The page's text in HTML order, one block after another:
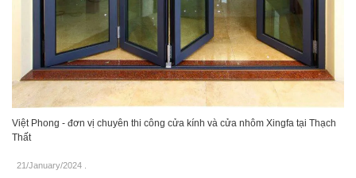
Việt Phong - đơn vị chuyên thi công cửa kính và cửa nhôm Xingfa tại Thạch
Thất
21/January/2024